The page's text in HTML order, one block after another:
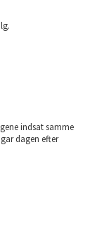
indsat samme
dagen efter